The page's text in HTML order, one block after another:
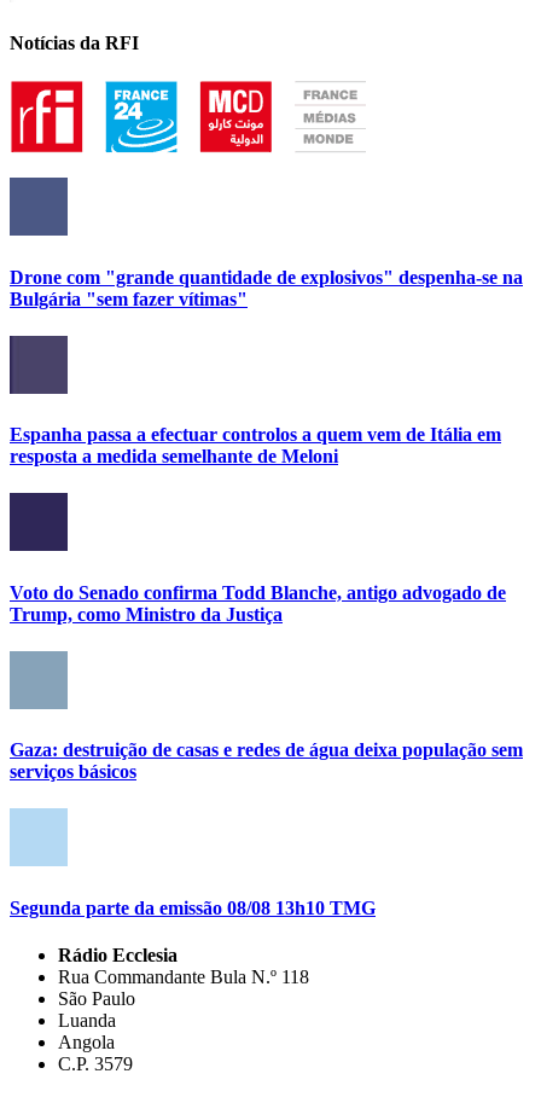
Notícias da RFI
Drone com "grande quantidade de explosivos" despenha-se na
Bulgária "sem fazer vítimas"
Espanha passa a efectuar controlos a quem vem de Itália em
resposta a medida semelhante de Meloni
Voto do Senado confirma Todd Blanche, antigo advogado de
Trump, como Ministro da Justiça
Gaza: destruição de casas e redes de água deixa população sem
serviços básicos
Segunda parte da emissão 08/08 13h10 TMG
Rádio Ecclesia
Rua Commandante Bula N.º 118
São Paulo
Luanda
Angola
C.P. 3579